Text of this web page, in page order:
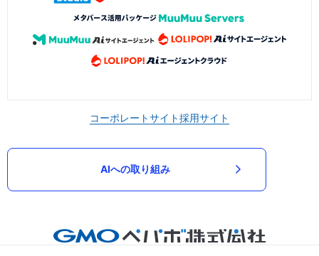
コーポレートサイト採用サイト
AIへの取り組み